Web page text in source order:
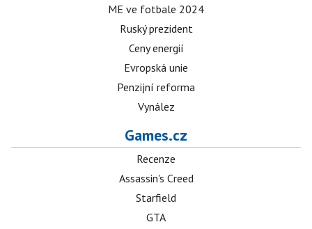
ME ve fotbale 2024
Ruský prezident
Ceny energií
Evropská unie
Penzijní reforma
Vynález
Games.cz
Recenze
Assassin's Creed
Starfield
GTA